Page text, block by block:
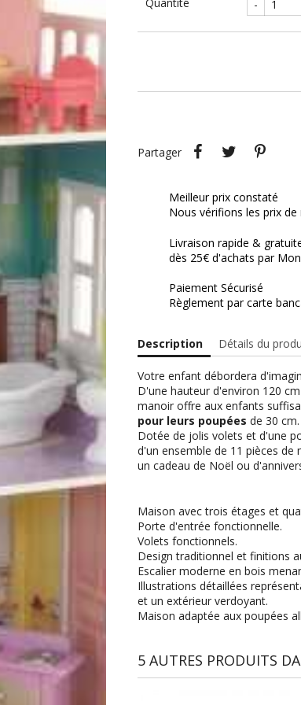
-
Partager
PartagerTweet
Meilleur prix constaté
Nous vérifions les prix
Livraison rapide &
dès 25€ d'achats par
Paiement Sécurisé
Règlement par carte
Description Détails du
Votre enfant débordera
D'une hauteur d'environ 120
manoir offre aux enfants
pour leurs poupées de 30 cm.
Dotée de jolis volets et d'une
d'un ensemble de 11 pièces
un cadeau de Noël ou
Maison avec trois étages et
Porte d'entrée fonctionnelle.
Volets fonctionnels.
Design traditionnel et finitions
Escalier moderne en bois
Illustrations détaillées
et un extérieur verdoyant.
Maison adaptée aux poupées
5 AUTRES PRODUITS